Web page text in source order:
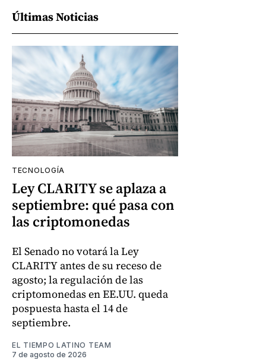
Últimas Noticias
TECNOLOGÍA
Ley CLARITY se aplaza a
septiembre: qué pasa con
las criptomonedas
El Senado no votará la Ley
CLARITY antes de su receso de
agosto; la regulación de las
criptomonedas en EE.UU. queda
pospuesta hasta el 14 de
septiembre.
EL TIEMPO LATINO TEAM
7 de agosto de 2026